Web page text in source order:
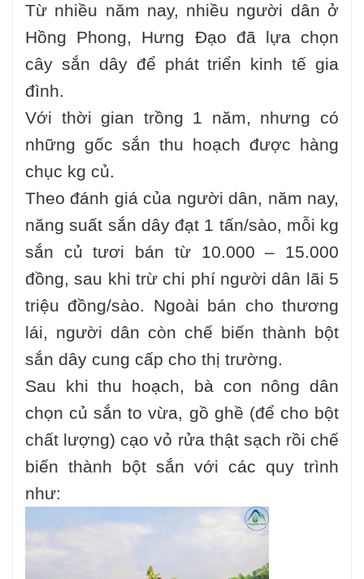
Từ nhiều năm nay, nhiều người dân ở
Hồng Phong, Hưng Đạo đã lựa chọn
cây sắn dây để phát triển kinh tế gia
đình.
Với thời gian trồng 1 năm, nhưng có
những gốc sắn thu hoạch được hàng
chục kg củ.
Theo đánh giá của người dân, năm nay,
năng suất sắn dây đạt 1 tấn/sào, mỗi kg
sắn củ tươi bán từ 10.000 – 15.000
đồng, sau khi trừ chi phí người dân lãi 5
triệu đồng/sào. Ngoài bán cho thương
lái, người dân còn chế biến thành bột
sắn dây cung cấp cho thị trường.
Sau khi thu hoạch, bà con nông dân
chọn củ sắn to vừa, gồ ghề (để cho bột
chất lượng) cạo vỏ rửa thật sạch rồi chế
biến thành bột sắn với các quy trình
như: